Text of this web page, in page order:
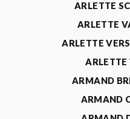
ARLETTE
ARLETTE
ARLETTE
ARLETTE
ARMAND
ARMAND